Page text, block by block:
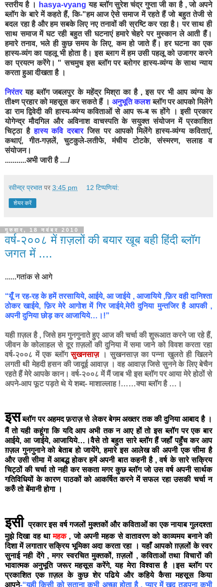
स्तरीय है ।
hasya-vyang यह ब्लॉग सुरेश चंद्र गुप्ता जी का है , जो अपने
ब्लॉग के बारे में कहते हैं, कि-"हम आज ऐसे समाज में रहते हैं जो बहुत तेजी से
बदल रहा है और हम सबके लिए नए तनावों की स्रष्टि कर रहा है। पर साथ ही
साथ समाज में घट रही बहुत सी घटनाएं हमारे चेहरे पर मुस्कान ले आती हैं।
हमारे तनाव, भले ही कुछ समय के लिए, कम हो जाते हैं। हर घटना का एक
हास्य-व्यंग का पहलू भी होता है। इस ब्लाग में हम उसी पहलू को उजागर करने
का प्रयत्न करेंगे। " सचमुच इस ब्लॉग पर ब्लोगर हास्य-व्यंग्य के साथ न्याय
करता हुआ दीखता है ।
निरंतरयह ब्लॉग जबलपुर के महेंद्र मिश्रा का है , इस पर भी आप व्यंग्य के
तीक्ष्ण प्रहार को महसूस कर सकते हैं ।अनुभूति कलशब्लॉग पर आपको मिलेंगे
डा राम द्विवेदी की हास्य-व्यंग्य कविताओं से आप रू-ब रू होंगे । इसी प्रकार
योगेन्द्र मौदगिल और अविनाश वाचस्पति के सयुक्त संयोजन में प्रकाशित
चिट्ठा हैहास्य कवि दरबारजिस पर आपको मिलेंगे हास्य-व्यंग्य कविताएं,
कथाएं, गीत-गज़लें, चुटकुले-लतीफे, मंचीय टोटके, संस्मरण, सलाह व
संयोजन।
...........अभी जारी है ..../
रवीन्द्र प्रभात पर 3:45 pm 12 टिप्‍पणियां:
शेयर करें
गुरुवार, 18 नवंबर 2010
वर्ष-२००८ में ग़ज़लों की बयार खूब बही हिंदी ब्लॉग
जगत में ....
......गतांक से आगे
“यूँ न रह-रह के हमें तरसायिये, आईये, आ जाईये , आजायिये ,फ़िर वही दानिश्ता
ठोकर खाईये, फ़िर मेरे आगोश में गिर जाईये,मेरी दुनिया मुन्तजिर है आपकी ,
अपनी दुनिया छोड़ कर आजायिये…।!”
यही ग़ज़ल है , जिसे हम गुनगुनाते हुए आज की चर्चा की शुरूआत करने जा रहे हैं,
जीवन के कोलाहल से दूर ग़ज़लों की दुनिया में समा जाने को विवश करता रहा
वर्ष-२००८ में एक ब्लॉगसुखनसाज़। सुखनसाज़ का पन्ना खुलते ही खिलने
लगती थी मेहदी हसन की जादूई आवाज़ । वह आवाज़ जिसे सुनने के लिए बेचैन
रहते हैं मेरे आपके कान। वर्ष-२००८ में मैं जाब भी इस ब्लॉग पर आया मेरे होठों से
अपने-आप फूट पड़ते थे ये शब्द- माशाल्लाह !……क्या ब्लॉग है …।
इसब्लॉग पर अहमद फ़राज़ से लेकर बेगम अख्तर तक की दुनिया आबाद है ।
मैं तो यही कहूंगा कि यदि आप अभी तक न आए हों तो इस ब्लॉग पर एक बार
आईये, आ जाईये, आजायिये…।वैसे तो बहुत सारे ब्लॉग हैं जहाँ पहुँच कर आप
ग़ज़ल गुनगुनाने को बेताब हो जायेंगे, हमारे इस आलेख की अपनी एक सीमा है
और उसी सीमा में आबद्ध होकर हमें अपनी बात कहनी है , वर्ष के सारे सक्रिय
चिट्ठों की चर्चा तो नही कर सकता मगर कुछ ब्लॉग जो उस वर्ष अपनी सार्थक
गतिविधियों के कारण पाठकों को आकर्षित करने में सफल रहा उसकी चर्चा न
करुँ तो बेंमानी होगा ।
इसीप्रकार इस वर्ष गजलों मुक्तकों और कविताओं का एक नायाब गुलदश्ता
मुझे दिखा वह थामहक , जो अपनी महक से वातावरण को काव्यमय बनाने की
दिशा में लगातार सक्रिय भूमिका अदा करता रहा । यहाँ आपको ग़ज़लों के स्वर
सुनाई नही देंगे , मगर स्वरचित मुक्तकों, ग़ज़लों , कविताओं तथा विचारों की
भावात्मक अनुभूति जरूर महसूस करेंगे, यह मेरा विश्वास है ।इस ब्लॉग पर
प्रकाशित एक ग़ज़ल के कुछ शेर पढिये और कहिये कैसा महसूस किया
आपने-“यूही किसी को सताना कभी अच्छा होता है , प्यार में खुद तड़पना कभी